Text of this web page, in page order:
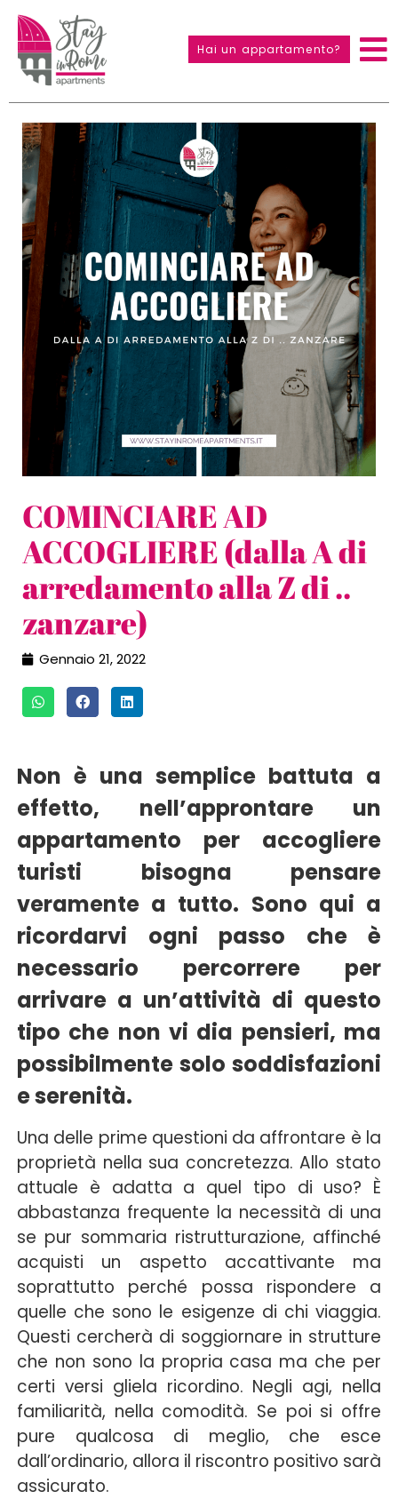
Hai un appartamento?
COMINCIARE AD
ACCOGLIERE (dalla A di
arredamento alla Z di ..
zanzare)
Gennaio 21, 2022
Non è una semplice battuta a
effetto, nell’approntare un
appartamento per accogliere
turisti bisogna pensare
veramente a tutto. Sono qui a
ricordarvi ogni passo che è
necessario percorrere per
arrivare a un’attività di questo
tipo che non vi dia pensieri, ma
possibilmente solo soddisfazioni
e serenità.
Una delle prime questioni da affrontare è la
proprietà nella sua concretezza. Allo stato
attuale è adatta a quel tipo di uso? È
abbastanza frequente la necessità di una
se pur sommaria ristrutturazione, affinché
acquisti un aspetto accattivante ma
soprattutto perché possa rispondere a
quelle che sono le esigenze di chi viaggia.
Questi cercherà di soggiornare in strutture
che non sono la propria casa ma che per
certi versi gliela ricordino. Negli agi, nella
familiarità, nella comodità. Se poi si offre
pure qualcosa di meglio, che esce
dall’ordinario, allora il riscontro positivo sarà
assicurato.